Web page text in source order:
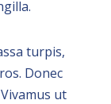
turpis,
Donec
ut